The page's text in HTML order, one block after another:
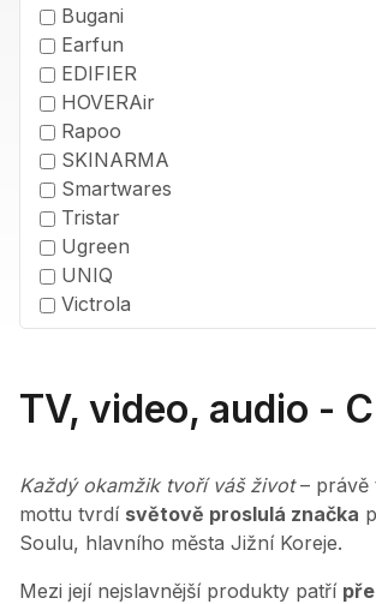
Bugani
Earfun
EDIFIER
HOVERAir
Rapoo
SKINARMA
Smartwares
Tristar
Ugreen
UNIQ
Victrola
TV, video, audio -
Každý okamžik tvoří váš život– právě
mottu tvrdí světově proslulá značka
Soulu, hlavního města Jižní Koreje.
Mezi její nejslavnější produkty patří